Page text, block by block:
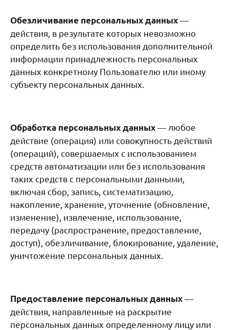
Обезличивание персональных данных—
действия, в результате которых невозможно
определить без использования дополнительной
информации принадлежность персональных
данных конкретному Пользователю или иному
субъекту персональных данных.
Обработка персональных данных— любое
действие (операция) или совокупность действий
(операций), совершаемых с использованием
средств автоматизации или без использования
таких средств с персональными данными,
включая сбор, запись, систематизацию,
накопление, хранение, уточнение (обновление,
изменение), извлечение, использование,
передачу (распространение, предоставление,
доступ), обезличивание, блокирование, удаление,
уничтожение персональных данных.
Предоставление персональных данных—
действия, направленные на раскрытие
персональных данных определенному лицу или